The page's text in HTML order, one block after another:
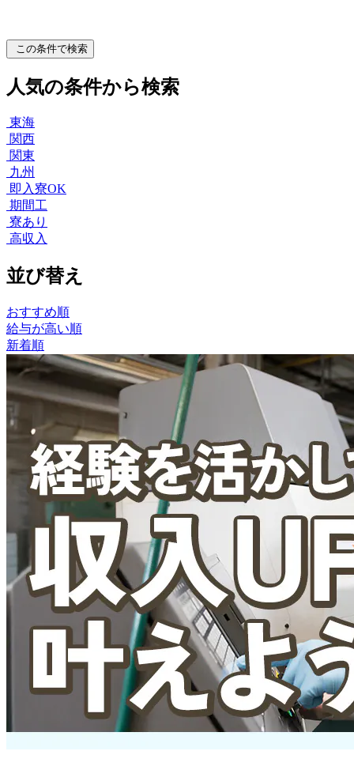
この条件で検索
人気の条件から検索
東海
関西
関東
九州
即入寮OK
期間工
寮あり
高収入
並び替え
おすすめ順
給与が高い順
新着順